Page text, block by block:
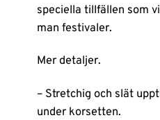
speciella tillfällen som
man festivaler.
Mer detaljer.
– Stretchig och slät
under korsetten.